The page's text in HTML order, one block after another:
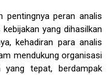
pentingnya peran analis
yang dihasilkan
kehadiran para analis
mendukung organisasi
yang tepat, berdampak